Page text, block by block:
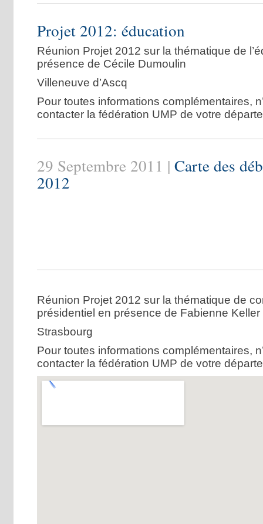
Projet 2012: éducation
Réunion Projet 2012 sur la thématique de
présence de Cécile Dumoulin
Villeneuve d’Ascq
Pour toutes informations complémentaires,
contacter la fédération UMP de votre
29 Septembre 2011 | Carte des
2012
Réunion Projet 2012 sur la thématique de
présidentiel en présence de Fabienne Keller
Strasbourg
Pour toutes informations complémentaires,
contacter la fédération UMP de votre